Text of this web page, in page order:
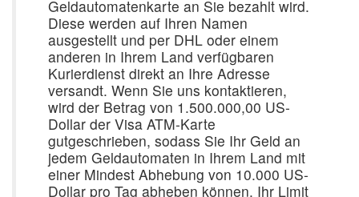
Geldautomatenkarte an Sie bezahlt wird.
Diese werden auf Ihren Namen
ausgestellt und per DHL oder einem
anderen in Ihrem Land verfügbaren
Kurierdienst direkt an Ihre Adresse
versandt. Wenn Sie uns kontaktieren,
wird der Betrag von 1.500.000,00 US-
Dollar der Visa ATM-Karte
gutgeschrieben, sodass Sie Ihr Geld an
jedem Geldautomaten in Ihrem Land mit
einer Mindest Abhebung von 10.000 US-
Dollar pro Tag abheben können. Ihr Limit